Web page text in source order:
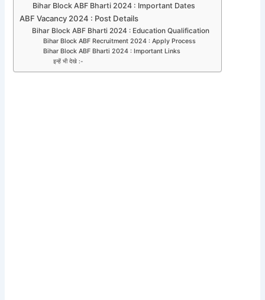
Bihar Block ABF Bharti 2024 : Important Dates
ABF Vacancy 2024 : Post Details
Bihar Block ABF Bharti 2024 : Education Qualification
Bihar Block ABF Recruitment 2024 : Apply Process
Bihar Block ABF Bharti 2024 : Important Links
इन्हें भी देखे :-